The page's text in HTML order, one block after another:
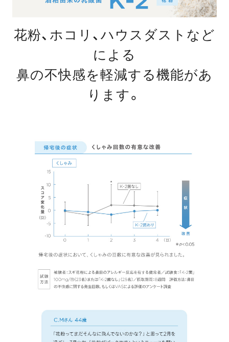
花粉、ホコリ、ハウスダストなど
による
鼻の不快感を軽減する機能があ
ります。